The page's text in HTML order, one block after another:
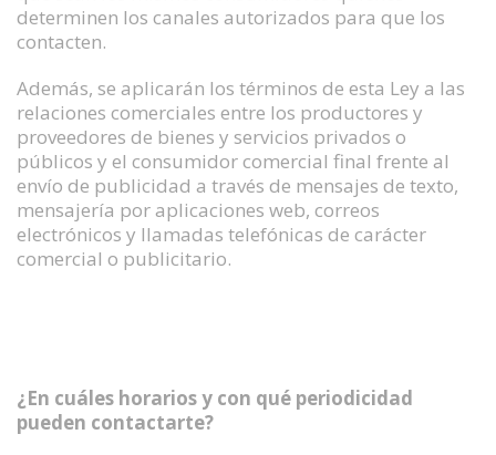
determinen los canales autorizados para que los
contacten.
Además, se aplicarán los términos de esta Ley a las
relaciones comerciales entre los productores y
proveedores de bienes y servicios privados o
públicos y el consumidor comercial final frente al
envío de publicidad a través de mensajes de texto,
mensajería por aplicaciones web, correos
electrónicos y llamadas telefónicas de carácter
comercial o publicitario.
¿En cuáles horarios y con qué periodicidad
pueden contactarte?